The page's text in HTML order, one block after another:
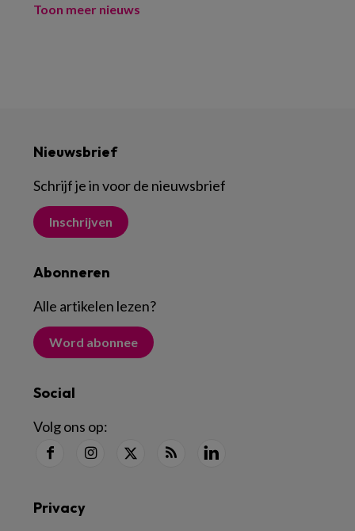
Toon meer nieuws
Nieuwsbrief
Schrijf je in voor de nieuwsbrief
Inschrijven
Abonneren
Alle artikelen lezen?
Word abonnee
Social
Volg ons op:
Privacy